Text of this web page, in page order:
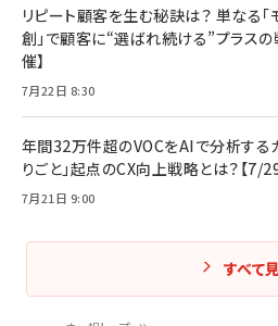
リピート顧客を生む秘訣は？ 単なる「
創」で顧客に“選ばれ続ける”プラス
催】
7月22日 8:30
年間32万件超のVOCをAIで分析するカ
りごと」起点のCX向上戦略とは？【7/
7月21日 9:00
すべて